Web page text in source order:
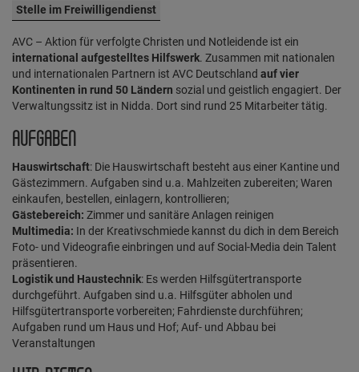
Stelle im Freiwilligendienst
AVC – Aktion für verfolgte Christen und Notleidende ist ein
international aufgestelltes Hilfswerk. Zusammen mit nationalen
und internationalen Partnern ist AVC Deutschland auf vier
Kontinenten in rund 50 Ländern sozial und geistlich engagiert. Der
Verwaltungssitz ist in Nidda. Dort sind rund 25 Mitarbeiter tätig.
AUFGABEN
Hauswirtschaft: Die Hauswirtschaft besteht aus einer Kantine und
Gästezimmern. Aufgaben sind u.a. Mahlzeiten zubereiten; Waren
einkaufen, bestellen, einlagern, kontrollieren;
Gästebereich: Zimmer und sanitäre Anlagen reinigen
Multimedia: In der Kreativschmiede kannst du dich in dem Bereich
Foto- und Videografie einbringen und auf Social-Media dein Talent
präsentieren.
Logistik und Haustechnik: Es werden Hilfsgütertransporte
durchgeführt. Aufgaben sind u.a. Hilfsgüter abholen und
Hilfsgütertransporte vorbereiten; Fahrdienste durchführen;
Aufgaben rund um Haus und Hof; Auf- und Abbau bei
Veranstaltungen